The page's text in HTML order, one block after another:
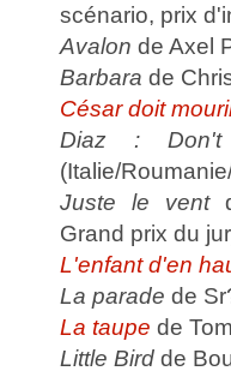
scénario, prix
Avalon de Axel
Barbara de
César doit
Diaz :
(Italie/
Juste le vent
Grand prix du
L'enfant d'en
La parade de
La taupe de
Little Bird de